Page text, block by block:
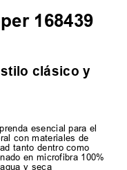
168439
clásico y
esencial para el
con materiales de
tanto dentro como
en microfibra 100%
y seca